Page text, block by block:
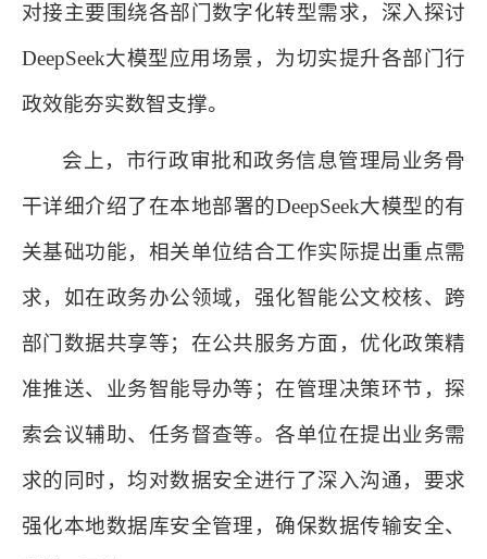
对接主要围绕各部门数字化转型需求，深入探讨
DeepSeek大模型应用场景，为切实提升各部门行
政效能夯实数智支撑。
会上，市行政审批和政务信息管理局业务骨
干详细介绍了在本地部署的DeepSeek大模型的有
关基础功能，相关单位结合工作实际提出重点需
求，如在政务办公领域，强化智能公文校核、跨
部门数据共享等；在公共服务方面，优化政策精
准推送、业务智能导办等；在管理决策环节，探
索会议辅助、任务督查等。各单位在提出业务需
求的同时，均对数据安全进行了深入沟通，要求
强化本地数据库安全管理，确保数据传输安全、